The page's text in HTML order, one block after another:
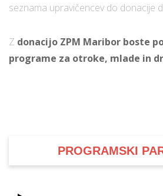
seznama upravičencev do donacije
Z donacijo ZPM Maribor boste
programe za otroke, mlade in
PROGRAMSKI